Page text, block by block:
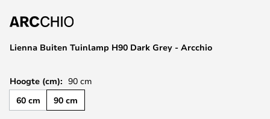
de
gallerij
Lienna Buiten Tuinlamp H90 Dark Grey - Arcchio
Hoogte (cm): 90 cm
60 cm
90 cm